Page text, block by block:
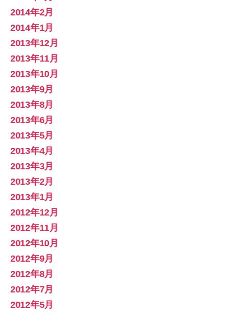
2014年2月
2014年1月
2013年12月
2013年11月
2013年10月
2013年9月
2013年8月
2013年6月
2013年5月
2013年4月
2013年3月
2013年2月
2013年1月
2012年12月
2012年11月
2012年10月
2012年9月
2012年8月
2012年7月
2012年5月